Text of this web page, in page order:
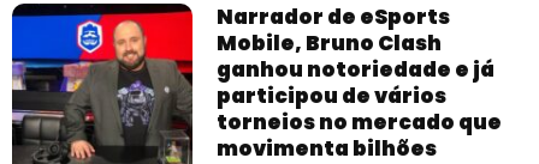
Narrador de eSports
Mobile, Bruno Clash
ganhou notoriedade e já
participou de vários
torneios no mercado que
movimenta bilhões